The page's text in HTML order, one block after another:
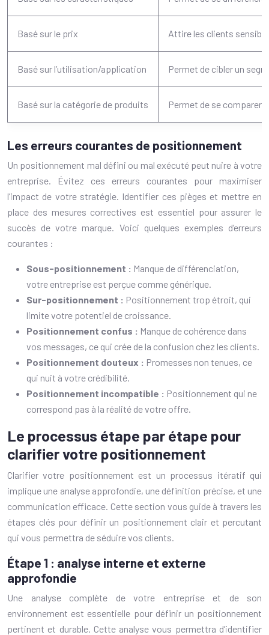
Basé sur le prix Attire les clients
Basé sur l’utilisation/application Permet de cibler un
Basé sur la catégorie de produits Permet de se comparer
Les erreurs courantes de positionnement
Un positionnement mal défini ou mal exécuté peut nuire à votre
entreprise. Évitez ces erreurs courantes pour maximiser
l’impact de votre stratégie. Identifier ces pièges et mettre en
place des mesures correctives est essentiel pour assurer le
succès de votre marque. Voici quelques exemples d’erreurs
courantes :
Sous-positionnement : Manque de différenciation,
votre entreprise est perçue comme générique.
Sur-positionnement : Positionnement trop étroit, qui
limite votre potentiel de croissance.
Positionnement confus : Manque de cohérence dans
vos messages, ce qui crée de la confusion chez les clients.
Positionnement douteux : Promesses non tenues, ce
qui nuit à votre crédibilité.
Positionnement incompatible : Positionnement qui ne
correspond pas à la réalité de votre offre.
Le processus étape par étape pour
clarifier votre positionnement
Clarifier votre positionnement est un processus itératif qui
implique une analyse approfondie, une définition précise, et une
communication efficace. Cette section vous guide à travers les
étapes clés pour définir un positionnement clair et percutant
qui vous permettra de séduire vos clients.
Étape 1 : analyse interne et externe
approfondie
Une analyse complète de votre entreprise et de son
environnement est essentielle pour définir un positionnement
pertinent et durable. Cette analyse vous permettra d’identifier